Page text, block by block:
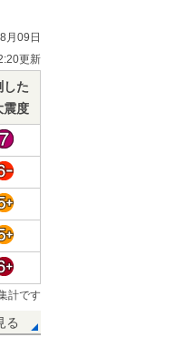
月09日
更新
した
震度
計です
る